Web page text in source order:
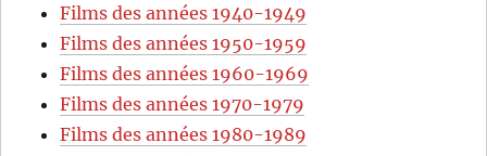
Films des années 1940-1949
Films des années 1950-1959
Films des années 1960-1969
Films des années 1970-1979
Films des années 1980-1989